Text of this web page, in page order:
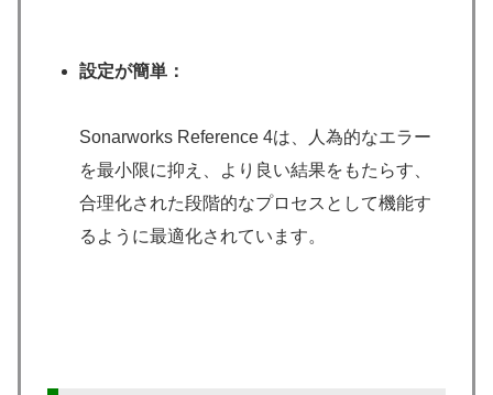
設定が簡単：
Sonarworks Reference 4は、人為的なエラー
を最小限に抑え、より良い結果をもたらす、
合理化された段階的なプロセスとして機能す
るように最適化されています。